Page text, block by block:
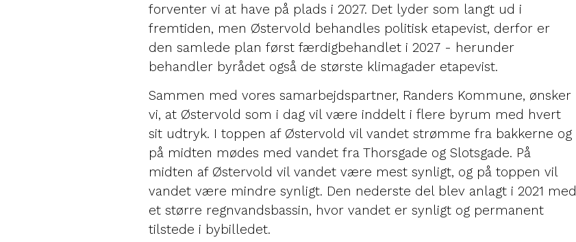
forventer vi at have på plads i 2027. Det lyder som langt ud i
fremtiden, men Østervold behandles politisk etapevist, derfor er
den samlede plan først færdigbehandlet i 2027 - herunder
behandler byrådet også de største klimagader etapevist.
Sammen med vores samarbejdspartner, Randers Kommune, ønsker
vi, at Østervold som i dag vil være inddelt i flere byrum med hvert
sit udtryk. I toppen af Østervold vil vandet strømme fra bakkerne og
på midten mødes med vandet fra Thorsgade og Slotsgade. På
midten af Østervold vil vandet være mest synligt, og på toppen vil
vandet være mindre synligt. Den nederste del blev anlagt i 2021 med
et større regnvandsbassin, hvor vandet er synligt og permanent
tilstede i bybilledet.